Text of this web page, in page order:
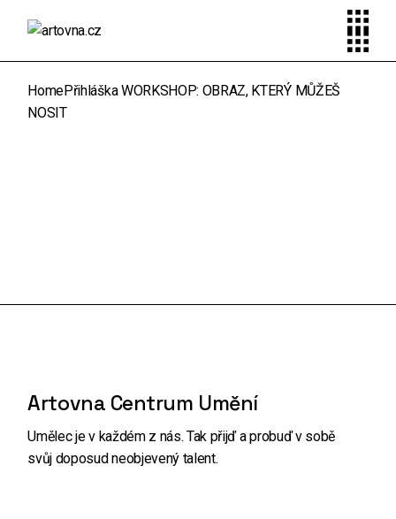
HomePřihláška WORKSHOP: OBRAZ, KTERÝ MŮŽEŠ
NOSIT
Artovna Centrum Umění
Umělec je v každém z nás. Tak přijď a probuď v sobě
svůj doposud neobjevený talent.